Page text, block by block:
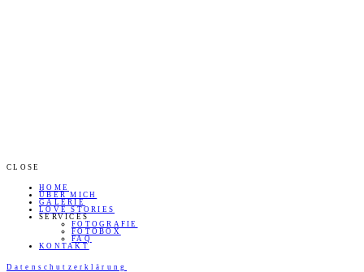
CLOSE
HOME
ÜBER MICH
GALERIE
LOVE STORIES
SERVICES
FOTOGRAFIE
FOTOBOX
FAQ
KONTAKT
Datenschutzerklärung